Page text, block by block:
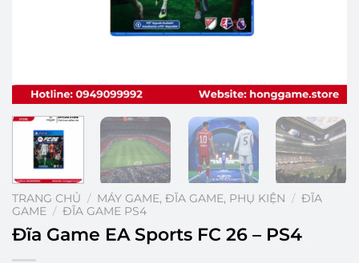
TRANG CHỦ / MÁY GAME, ĐĨA GAME, PHỤ KIỆN / ĐĨA
GAME / ĐĨA GAME PS4
Đĩa Game EA Sports FC 26 – PS4